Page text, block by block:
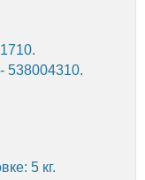
538004310.
5 кг.